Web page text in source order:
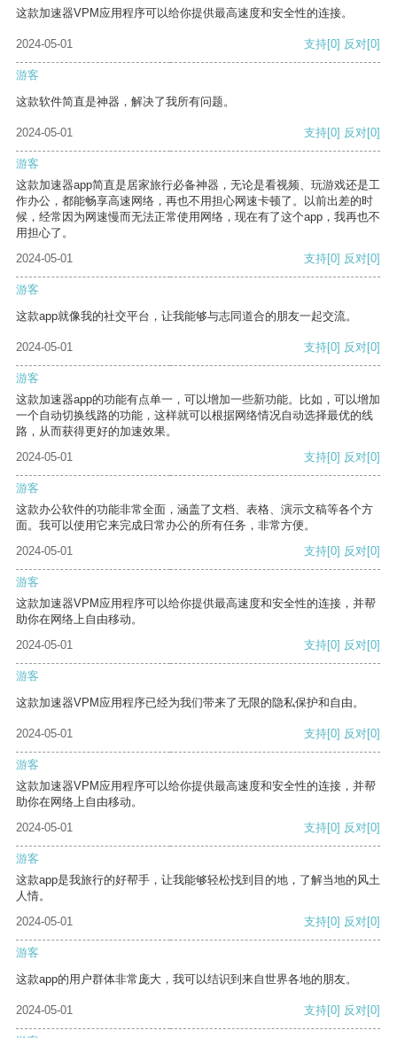
这款加速器VPM应用程序可以给你提供最高速度和安全性的连接。
2024-05-01 支持[0] 反对[0]
游客
这款软件简直是神器，解决了我所有问题。
2024-05-01 支持[0] 反对[0]
游客
这款加速器app简直是居家旅行必备神器，无论是看视频、玩游戏还是工
作办公，都能畅享高速网络，再也不用担心网速卡顿了。以前出差的时
候，经常因为网速慢而无法正常使用网络，现在有了这个app，我再也不
用担心了。
2024-05-01
支持[0] 反对[0]
游客
这款app就像我的社交平台，让我能够与志同道合的朋友一起交流。
2024-05-01 支持[0] 反对[0]
游客
这款加速器app的功能有点单一，可以增加一些新功能。比如，可以增加
一个自动切换线路的功能，这样就可以根据网络情况自动选择最优的线
路，从而获得更好的加速效果。
2024-05-01
支持[0] 反对[0]
游客
这款办公软件的功能非常全面，涵盖了文档、表格、演示文稿等各个方
面。我可以使用它来完成日常办公的所有任务，非常方便。
2024-05-01
支持[0] 反对[0]
游客
这款加速器VPM应用程序可以给你提供最高速度和安全性的连接，并帮
助你在网络上自由移动。
2024-05-01
支持[0] 反对[0]
游客
这款加速器VPM应用程序已经为我们带来了无限的隐私保护和自由。
2024-05-01 支持[0] 反对[0]
游客
这款加速器VPM应用程序可以给你提供最高速度和安全性的连接，并帮
助你在网络上自由移动。
2024-05-01
支持[0] 反对[0]
游客
这款app是我旅行的好帮手，让我能够轻松找到目的地，了解当地的风土
人情。
2024-05-01
支持[0] 反对[0]
游客
这款app的用户群体非常庞大，我可以结识到来自世界各地的朋友。
2024-05-01 支持[0] 反对[0]